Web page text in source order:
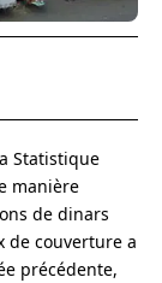
Statistique
manière
de dinars
de couverture a
précédente,